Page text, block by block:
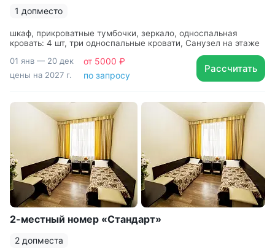
1 допместо
шкаф, прикроватные тумбочки, зеркало, односпальная
кровать: 4 шт, три односпальные кровати, Санузел на этаже
01 янв — 20 дек
от 5000 ₽
цены на 2027 г. по запросу
Рассчитать
2-местный номер «Стандарт»
2 допместа